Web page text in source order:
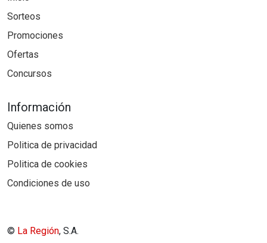
Sorteos
Promociones
Ofertas
Concursos
Información
Quienes somos
Politica de privacidad
Politica de cookies
Condiciones de uso
© La Región, S.A.